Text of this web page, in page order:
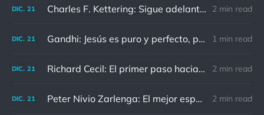
DIC. 21 Charles F. Kettering: Sigue adelante, y es probable que tropieces con algo, tal vez cuando menos lo esperes. Nunca he escuchado hablar de alguien algu 2 min read
DIC. 21 Gandhi: Jesús es puro y perfecto, pero vosotros los cristianos no sois como él. 1 min read
DIC. 21 Richard Cecil: El primer paso hacia el conocimiento es saber que somos ignorantes. 2 min read
DIC. 21 Peter Nivio Zarlenga: El mejor espejo es un viejo amigo. 2 min read